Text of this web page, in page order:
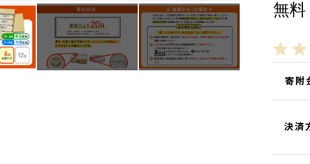
無料
寄附
決済